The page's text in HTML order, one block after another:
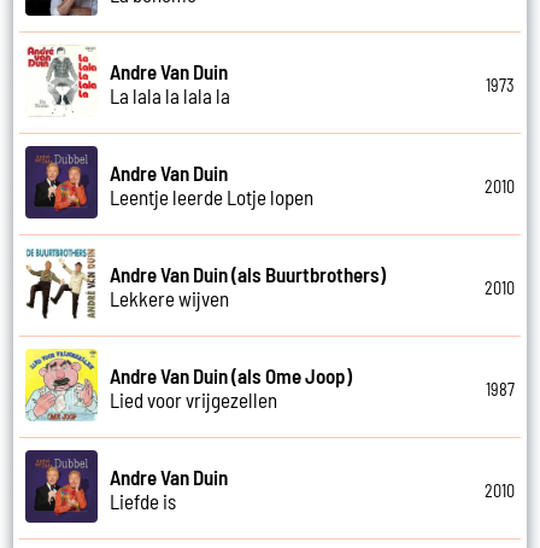
Andre Van Duin
La lala la lala la
1973
Andre Van Duin
Leentje leerde Lotje lopen
2010
Andre Van Duin (als Buurtbrothers)
Lekkere wijven
2010
Andre Van Duin (als Ome Joop)
Lied voor vrijgezellen
1987
Andre Van Duin
Liefde is
2010